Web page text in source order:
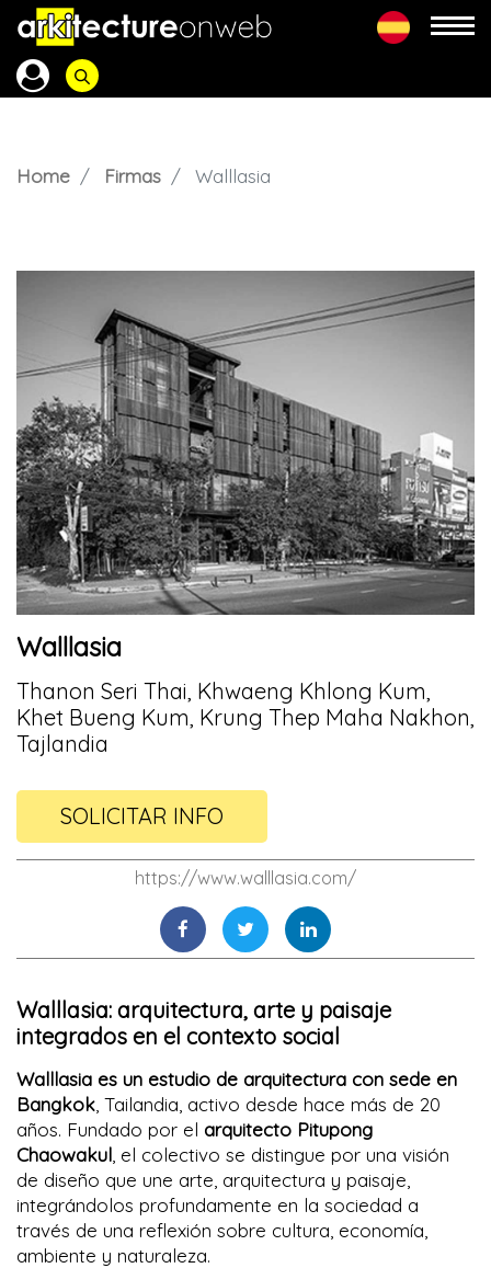
Home Firmas Walllasia
Walllasia
Thanon Seri Thai, Khwaeng Khlong Kum,
Khet Bueng Kum, Krung Thep Maha Nakhon,
Tajlandia
SOLICITAR INFO
https://www.walllasia.com/
Walllasia: arquitectura, arte y paisaje
integrados en el contexto social
Walllasia es un estudio de arquitectura con sede en
Bangkok , Tailandia, activo desde hace más de 20
años. Fundado por el arquitecto Pitupong
Chaowakul , el colectivo se distingue por una visión
de diseño que une arte, arquitectura y paisaje,
integrándolos profundamente en la sociedad a
través de una reflexión sobre cultura, economía,
ambiente y naturaleza.